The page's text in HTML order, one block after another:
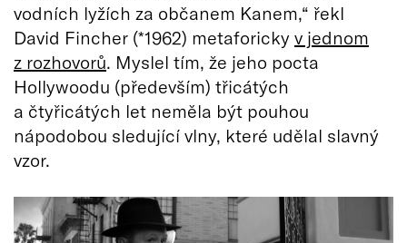
vodních lyžích za občanem Kanem,“ řekl
David Fincher (*1962) metaforicky v jednom
z rozhovorů. Myslel tím, že jeho pocta
Hollywoodu (především) třicátých
a čtyřicátých let neměla být pouhou
nápodobou sledující vlny, které udělal slavný
vzor.